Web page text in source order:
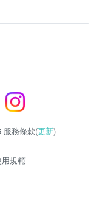
服務條款(更新)
規範